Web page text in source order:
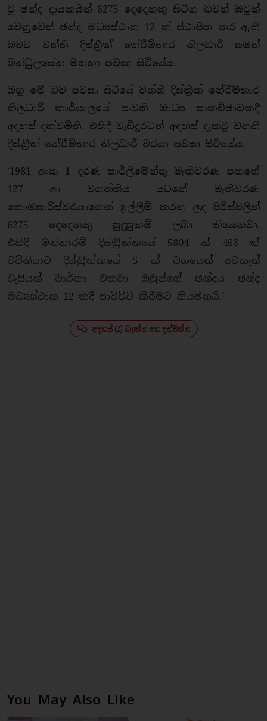
වූ ඡන්ද දායකයින් 6275 දෙදෙනකු සිටින බවත් ඔවුන්
වෙනුවෙන් ඡන්ද මධ්‍යස්ථාන 12 ක් ස්ථාපිත කර ඇති
බවට වන්නි දිස්ත්‍රීක් තේරීම්භාර නිලධාරී සමන්
බන්ධුලසේන මහතා පවසා සිටියේය.
ඔහු මේ බව පවසා සිටියේ වන්නි දිස්ත්‍රීක් තේරීම්භාර
නිලධාරී කාර්යාලයේ පැවති මාධ්‍ය සාකච්ඡාවකදී
අදහස් දක්වමිනි. එහිදී වැඩිදුරටත් අදහස් දැක්වූ වන්නි
දිස්ත්‍රීක් තේරීම්භාර නිලධාරී වරයා පවසා සිටියේය.
‘1981 අංක 1 දරණ පාර්ලිමේන්තු මැතිවරණ පනතේ
127 ආ වගන්තිය යටතේ මැතිවරණ
කොමසාරිස්වරයාගෙන් ඉල්ලීම් කරන ලද පිරිස්වලින්
6275 දෙදෙනකු සුදුසුකම් ලබා තියෙනවා.
එහිදී මන්නාරම් දිස්ත්‍රීක්කයේ 5804 ක් 463 ක්
වව්නියාව දිස්ත්‍රික්කයේ 5 ක් වශයෙන් අවතැන්
වැසියන් වාර්තා වනවා ඔවුන්ගේ ඡන්දය ඡන්ද
මධ්‍යස්ථාන 12 කදී පාවිච්චි කිරීමට නියමිතයි.‘
අදහස් (2) බලන්න සහ දක්වන්න
You May Also Like